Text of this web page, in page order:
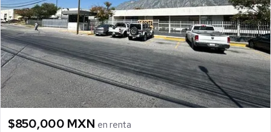
$850,000 MXN en renta